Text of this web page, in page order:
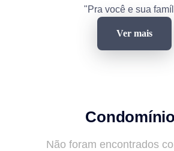
"Pra você e sua
Ver mais
Não foram encontrados